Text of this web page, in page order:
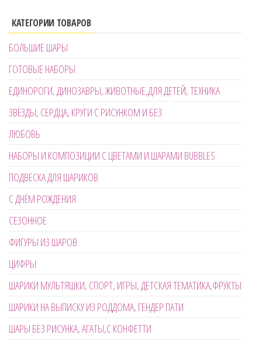
КАТЕГОРИИ ТОВАРОВ
БОЛЬШИЕ ШАРЫ
ГОТОВЫЕ НАБОРЫ
ЕДИНОРОГИ, ДИНОЗАВРЫ, ЖИВОТНЫЕ,ДЛЯ ДЕТЕЙ, ТЕХНИКА
ЗВЁЗДЫ, СЕРДЦА, КРУГИ С РИСУНКОМ И БЕЗ
ЛЮБОВЬ
НАБОРЫ И КОМПОЗИЦИИ С ЦВЕТАМИ И ШАРАМИ BUBBLES
ПОДВЕСКА ДЛЯ ШАРИКОВ
С ДНЁМ РОЖДЕНИЯ
СЕЗОННОЕ
ФИГУРЫ ИЗ ШАРОВ
ЦИФРЫ
ШАРИКИ МУЛЬТЯШКИ, СПОРТ, ИГРЫ, ДЕТСКАЯ ТЕМАТИКА,ФРУКТЫ
ШАРИКИ НА ВЫПИСКУ ИЗ РОДДОМА, ГЕНДЕР ПАТИ
ШАРЫ БЕЗ РИСУНКА, АГАТЫ,С КОНФЕТТИ